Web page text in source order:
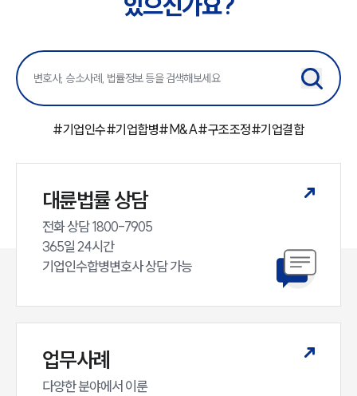
#기업인수#기업합병# M&A#구조조정#기업결합
대륜법률 상담
전화 상담 1800-7905
365일 24시간
기업인수합병변호사 상담 가능
업무사례
다양한 분야에서 이룬